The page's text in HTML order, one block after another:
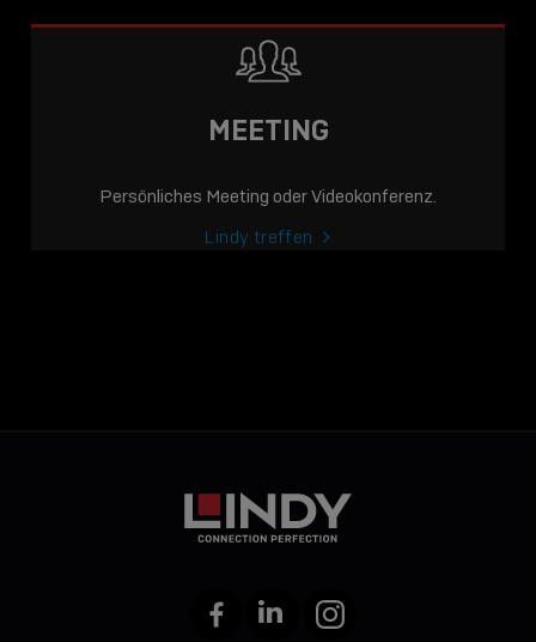
MEETING
Persönliches Meeting oder Videokonferenz.
Lindy treffen
FacebookLinkedIn Instagram